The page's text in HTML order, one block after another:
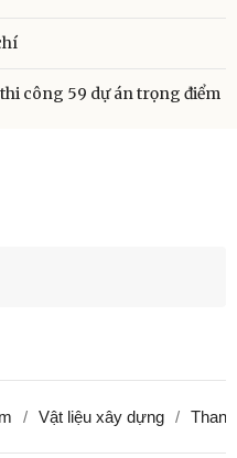
thi công 59 dự án trọng điểm
Vật liệu xây dựng